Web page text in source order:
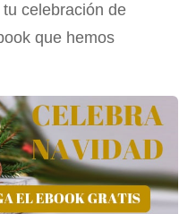
celebración de
que hemos